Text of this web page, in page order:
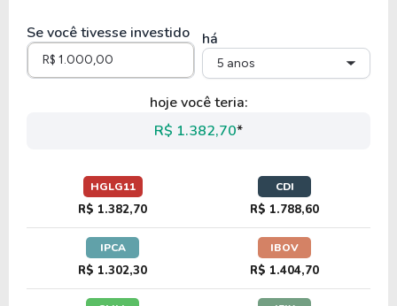
Se você tivesse investido há
5 anos
hoje você teria:
R$ 1.382,70*
HGLG11
R$ 1.382,70
CDI
R$ 1.788,60
IPCA
R$ 1.302,30
IBOV
R$ 1.404,70